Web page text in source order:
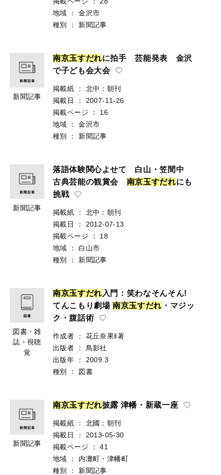
地域
：
金沢市
種別
： 新聞記事
新聞記事
南京玉すだれに拍手 芸能発表 金沢
で子ども会大会
掲載紙 ：
北中：朝刊
掲載日
：
2007-11-26
掲載ページ
：
16
地域
：
金沢市
種別
： 新聞記事
新聞記事
落語体験関心よせて 白山・笠間中
古典芸能の観賞会 南京玉すだれにも
挑戦
掲載紙 ：
北中：朝刊
掲載日
：
2012-07-13
掲載ページ
：
18
地域
：
白山市
種別
： 新聞記事
図書・雑
誌・視聴
覚
南京玉すだれ 入門：笑わなそんそん!
てんこもり劇場南京玉すだれ ・マジッ
ク・腹話術
作成者 ：
花丘奈果‖著
出版者
：
鳥影社
出版年
：
2009.3
種別
： 図書
新聞記事
南京玉すだれ披露 津幡・新蔵一座
掲載紙 ：
北國：朝刊
掲載日
：
2013-05-30
掲載ページ
：
41
地域
：
内灘町・津幡町
種別
： 新聞記事